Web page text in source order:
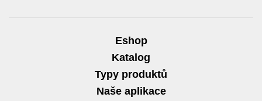
Eshop
Katalog
Typy produktů
Naše aplikace